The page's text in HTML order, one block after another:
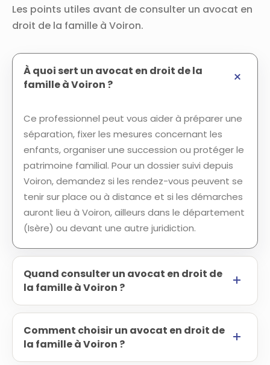
Les points utiles avant de consulter un avocat en
droit de la famille à Voiron.
À quoi sert un avocat en droit de la
famille à Voiron ?
Ce professionnel peut vous aider à préparer une
séparation, fixer les mesures concernant les
enfants, organiser une succession ou protéger le
patrimoine familial. Pour un dossier suivi depuis
Voiron, demandez si les rendez-vous peuvent se
tenir sur place ou à distance et si les démarches
auront lieu à Voiron, ailleurs dans le département
(Isère) ou devant une autre juridiction.
Quand consulter un avocat en droit de
la famille à Voiron ?
Comment choisir un avocat en droit de
la famille à Voiron ?